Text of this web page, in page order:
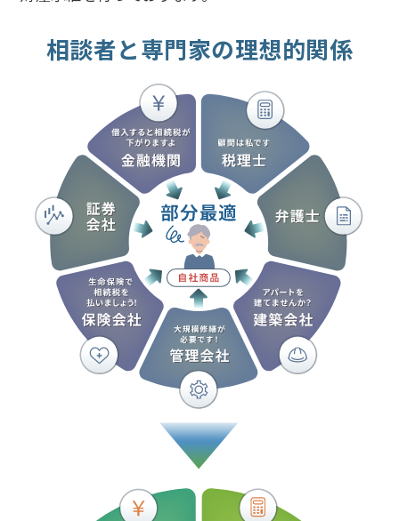
相談者と専門家の理想的関係